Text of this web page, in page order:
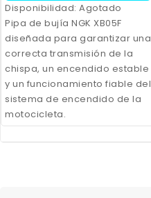
Disponibilidad: Agotado
Pipa de bujía NGK XB05F
diseñada para garantizar una
correcta transmisión de la
chispa, un encendido estable
y un funcionamiento fiable del
sistema de encendido de la
motocicleta.